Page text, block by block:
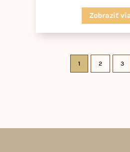
Zobraziť
1 2 3